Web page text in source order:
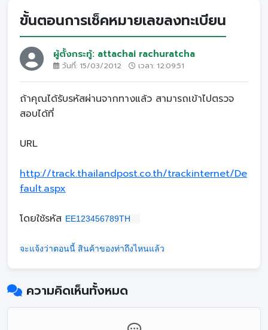
ขั้นตอนการเช็คหมายเลขลงทะเบียน
ผู้ตั้งกระทู้: attachai rachuratcha
วันที่: 15/03/2012 เวลา: 12:09:51
ถ้าคุณได้รับรหัสผ่านจากทางแล้ว สามารถเข้าไปตรวจ
สอบได้ที่
URL
http://track.thailandpost.co.th/trackinternet/De
fault.aspx
โดยใช้รหัส EE123456789TH
จะแจ้งว่าตอนนี้ สินค้าของท่าถึงไหนแล้ว
ความคิดเห็นทั้งหมด